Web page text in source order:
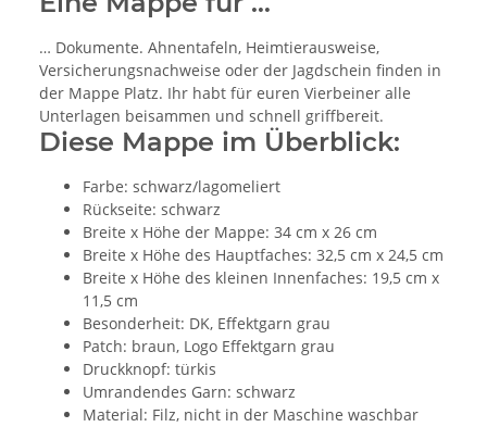
… Dokumente. Ahnentafeln, Heimtierausweise,
Versicherungsnachweise oder der Jagdschein finden in
der Mappe Platz. Ihr habt für euren Vierbeiner alle
Unterlagen beisammen und schnell griffbereit.
Diese Mappe im Überblick:
Farbe: schwarz/lagomeliert
Rückseite: schwarz
Breite x Höhe der Mappe: 34 cm x 26 cm
Breite x Höhe des Hauptfaches: 32,5 cm x 24,5 cm
Breite x Höhe des kleinen Innenfaches: 19,5 cm x
11,5 cm
Besonderheit: DK, Effektgarn grau
Patch: braun, Logo Effektgarn grau
Druckknopf: türkis
Umrandendes Garn: schwarz
Material: Filz, nicht in der Maschine waschbar